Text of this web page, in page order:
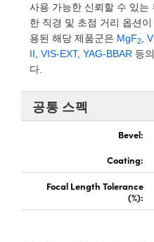
Gratings™
사용 가능한 신뢰할 수 있는
한 직경 및 초점 거리 옵션
용된 해당 제품군은 MgF2
II VIS-EXT, YAG-BBAR 등
다.
공통 스펙
Bevel:
Coating:
Focal Length Tolerance
(%):